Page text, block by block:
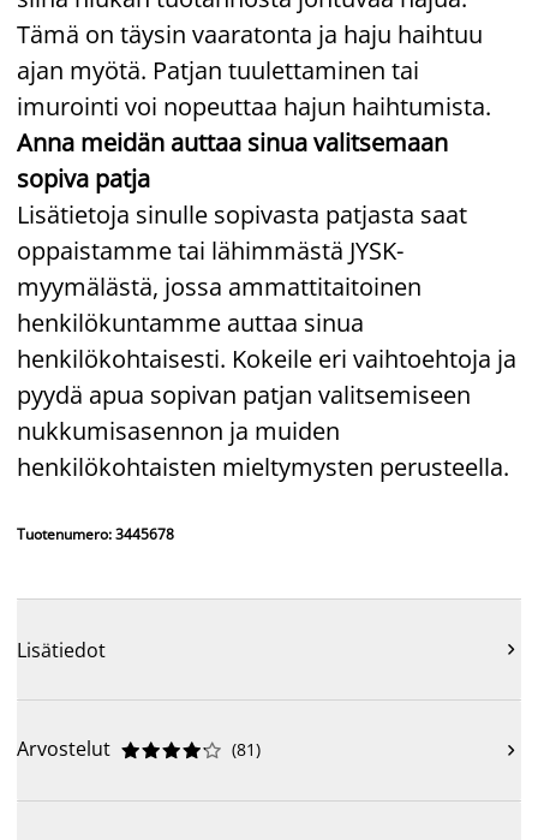
Tämä on täysin vaaratonta ja haju haihtuu
ajan myötä. Patjan tuulettaminen tai
imurointi voi nopeuttaa hajun haihtumista.
Anna meidän auttaa sinua valitsemaan
sopiva patja
Lisätietoja sinulle sopivasta patjasta saat
oppaistamme tai lähimmästä JYSK-
myymälästä, jossa ammattitaitoinen
henkilökuntamme auttaa sinua
henkilökohtaisesti. Kokeile eri vaihtoehtoja ja
pyydä apua sopivan patjan valitsemiseen
nukkumisasennon ja muiden
henkilökohtaisten mieltymysten perusteella.
Tuotenumero: 3445678
Lisätiedot 
Arvostelut 




 (81) 